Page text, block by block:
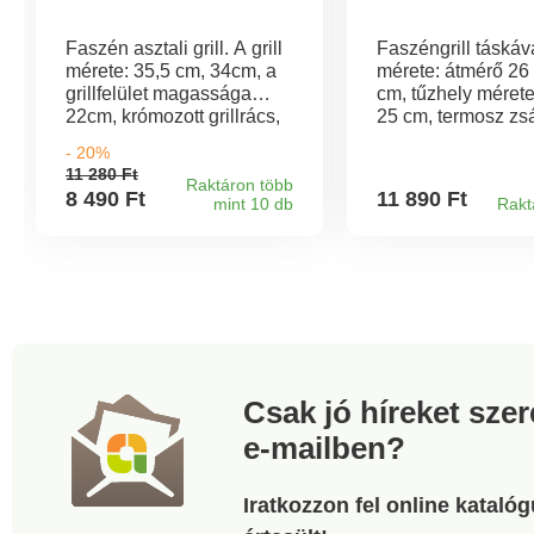
Faszén asztali grill. A grill
mérete: 35,5 cm, 34cm, a
grillfelület magassága
22cm, krómozott grillrács,
- 20%
11 280 Ft
8 490 Ft
Raktáron több
mint 10 db
Faszéngrill
mérete: átmérő 26
cm, tűzhely
25 cm, termosz
grillrács.
11 890 Ft
Csak jó híreket
e-mailben?
Iratkozzon fel online